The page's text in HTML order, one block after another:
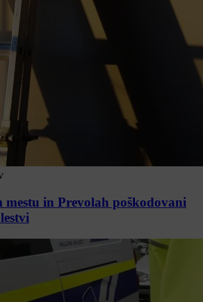
mestu in Prevolah poškodovani